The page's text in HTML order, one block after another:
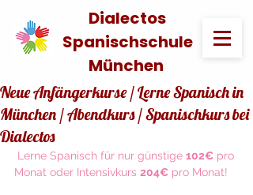
Dialectos
Spanischschule
München
Neue Anfängerkurse / Lerne Spanisch in
München / Abendkurs / Spanischkurs bei
Dialectos
Lerne Spanisch für nur günstige 102€ pro
Monat oder Intensivkurs 204€ pro Monat!